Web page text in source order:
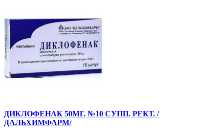
ДИКЛОФЕНАК 50МГ. №10 СУПП. РЕКТ. /
ДАЛЬХИМФАРМ/